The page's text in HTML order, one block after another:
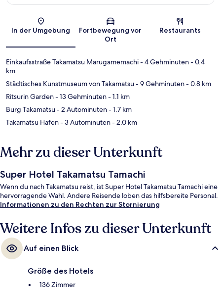
Karte
In der Umgebung
Fortbewegung vor
Ort
Restaurants
Einkaufsstraße Takamatsu Marugamemachi- 4 Gehminuten- 0.4
km
Städtisches Kunstmuseum von Takamatsu- 9 Gehminuten- 0.8 km
Ritsurin Garden- 13 Gehminuten- 1.1 km
Burg Takamatsu- 2 Autominuten- 1.7 km
Takamatsu Hafen- 3 Autominuten- 2.0 km
Mehr zu dieser Unterkunft
Super Hotel Takamatsu Tamachi
Wenn du nach Takamatsu reist, ist Super Hotel Takamatsu Tamachi eine
hervorragende Wahl. Andere Reisende loben das hilfsbereite Personal.
Informationen zu den Rechten zur Stornierung
Weitere Infos zu dieser Unterkunft
Auf einen Blick
Größe des Hotels
136 Zimmer